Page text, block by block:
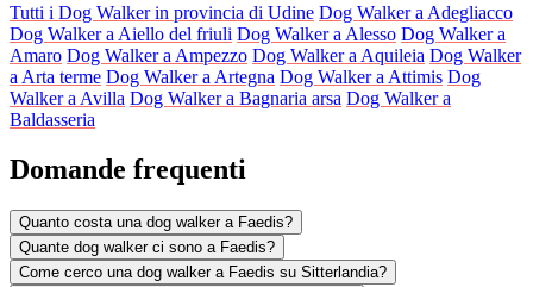
Tutti i Dog Walker in provincia di Udine Dog Walker a Adegliacco
Dog Walker a Aiello del friuli Dog Walker a Alesso Dog Walker a
Amaro Dog Walker a Ampezzo Dog Walker a Aquileia Dog Walker
a Arta terme Dog Walker a Artegna Dog Walker a Attimis Dog
Walker a Avilla Dog Walker a Bagnaria arsa Dog Walker a
Baldasseria
Domande frequenti
Quanto costa una dog walker a Faedis?
Quante dog walker ci sono a Faedis?
Come cerco una dog walker a Faedis su Sitterlandia?